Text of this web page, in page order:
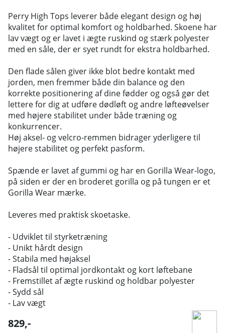
Perry High Tops leverer både elegant design og høj
kvalitet for optimal komfort og holdbarhed. Skoene har
lav vægt og er lavet i ægte ruskind og stærk polyester
med en såle, der er syet rundt for ekstra holdbarhed.
Den flade sålen giver ikke blot bedre kontakt med
jorden, men fremmer både din balance og den
korrekte positionering af dine fødder og også gør det
lettere for dig at udføre dødløft og andre løfteøvelser
med højere stabilitet under både træning og
konkurrencer.
Høj aksel- og velcro-remmen bidrager yderligere til
højere stabilitet og perfekt pasform.
Spænde er lavet af gummi og har en Gorilla Wear-logo,
på siden er der en broderet gorilla og på tungen er et
Gorilla Wear mærke.
Leveres med praktisk skoetaske.
- Udviklet til styrketræning
- Unikt hårdt design
- Stabila med højaksel
- Fladsål til optimal jordkontakt og kort løftebane
- Fremstillet af ægte ruskind og holdbar polyester
- Sydd sål
- Lav vægt
829,-